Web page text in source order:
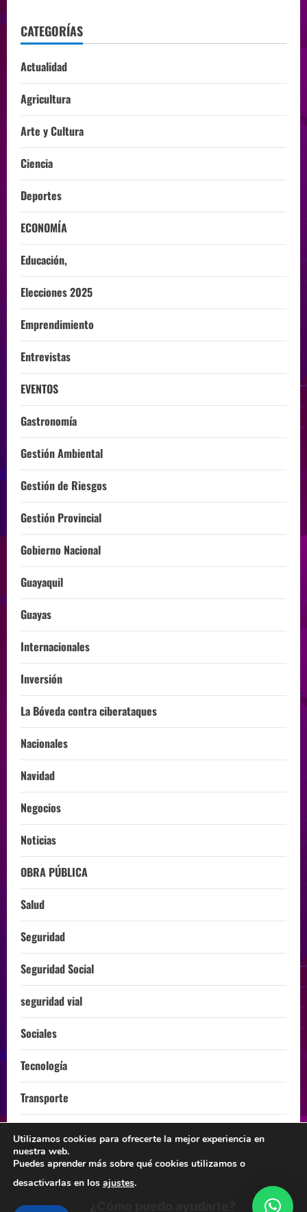
CATEGORÍAS
Actualidad
Agricultura
Arte y Cultura
Ciencia
Deportes
ECONOMÍA
Educación,
Elecciones 2025
Emprendimiento
Entrevistas
EVENTOS
Gastronomía
Gestión Ambiental
Gestión de Riesgos
Gestión Provincial
Gobierno Nacional
Guayaquil
Guayas
Internacionales
Inversión
La Bóveda contra ciberataques
Nacionales
Navidad
Negocios
Noticias
OBRA PÚBLICA
Salud
Seguridad
Seguridad Social
seguridad vial
Sociales
Tecnología
Transporte
ÚLTIMA HORA
Utilizamos cookies para ofrecerte la mejor experiencia en
nuestra web.
Puedes aprender más sobre qué cookies utilizamos o
desactivarlas en los ajustes.